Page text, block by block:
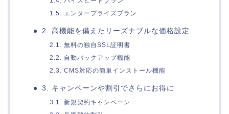
1.5. エンタープライズプラン
2. 高機能を備えたリーズナブルな価格設定
2.1. 無料の独自SSL証明書
2.2. 自動バックアップ機能
2.3. CMS対応の簡単インストール機能
3. キャンペーンや割引でさらにお得に
3.1. 新規契約キャンペーン